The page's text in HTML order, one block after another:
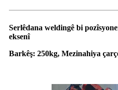
Serlêdana weldingê bi
eksenî
Barkêş: 250kg, Mezinahiya